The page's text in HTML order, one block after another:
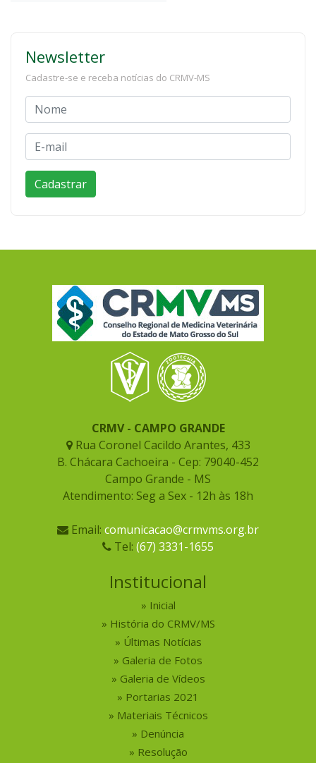
Newsletter
Cadastre-se e receba notícias do CRMV-MS
CRMV - CAMPO GRANDE
Rua Coronel Cacildo Arantes, 433
B. Chácara Cachoeira - Cep: 79040-452
Campo Grande - MS
Atendimento: Seg a Sex - 12h às 18h
Email: comunicacao@crmvms.org.br
Tel: (67) 3331-1655
Institucional
Inicial
História do CRMV/MS
Últimas Notícias
Galeria de Fotos
Galeria de Vídeos
Portarias 2021
Materiais Técnicos
Denúncia
Resolução